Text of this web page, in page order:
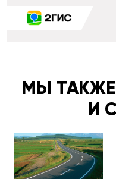
соответствии с
Рекомендуем!
МЫ ТАКЖЕ
И